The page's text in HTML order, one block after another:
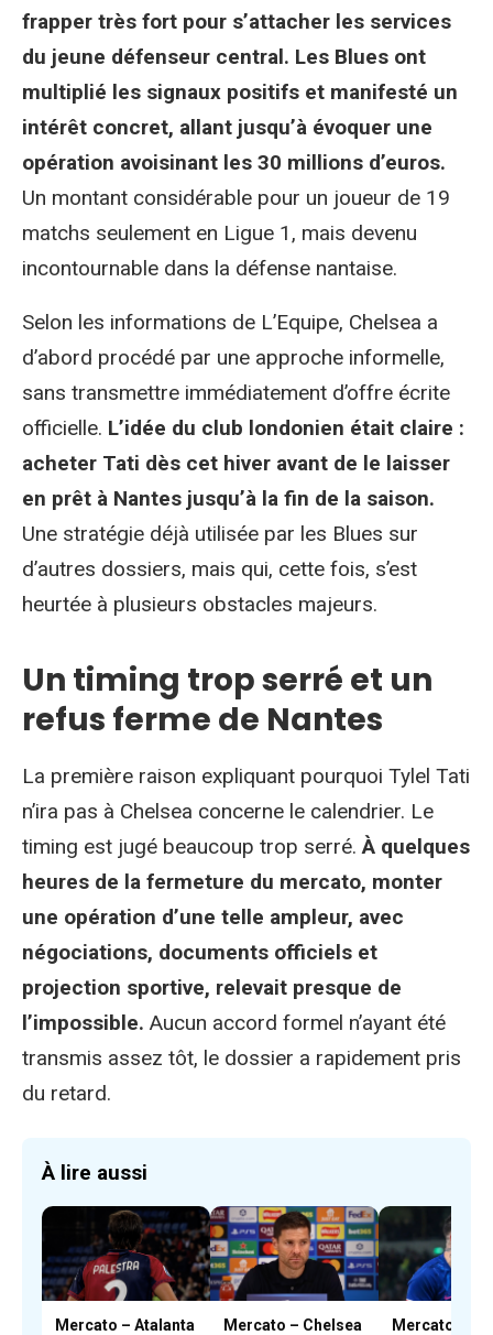
frapper très fort pour s’attacher les services
du jeune défenseur central. Les Blues ont
multiplié les signaux positifs et manifesté un
intérêt concret, allant jusqu’à évoquer une
opération avoisinant les 30 millions d’euros.
Un montant considérable pour un joueur de 19
matchs seulement en Ligue 1, mais devenu
incontournable dans la défense nantaise.
Selon les informations de L’Equipe, Chelsea a
d’abord procédé par une approche informelle,
sans transmettre immédiatement d’offre écrite
officielle. L’idée du club londonien était claire :
acheter Tati dès cet hiver avant de le laisser
en prêt à Nantes jusqu’à la fin de la saison.
Une stratégie déjà utilisée par les Blues sur
d’autres dossiers, mais qui, cette fois, s’est
heurtée à plusieurs obstacles majeurs.
Un timing trop serré et un
refus ferme de Nantes
La première raison expliquant pourquoi Tylel Tati
n’ira pas à Chelsea concerne le calendrier. Le
timing est jugé beaucoup trop serré. À quelques
heures de la fermeture du mercato, monter
une opération d’une telle ampleur, avec
négociations, documents officiels et
projection sportive, relevait presque de
l’impossible. Aucun accord formel n’ayant été
transmis assez tôt, le dossier a rapidement pris
du retard.
À lire aussi
Mercato – Atalanta
Mercato – Chelsea
Mercato –